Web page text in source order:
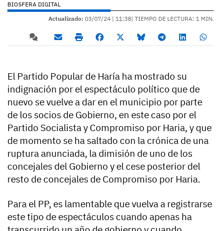
BIOSFERA DIGITAL
Actualizado: 03/07/24 | 11:38| TIEMPO DE LECTURA: 1 MIN.
El Partido Popular de Haría ha mostrado su
indignación por el espectáculo político que de
nuevo se vuelve a dar en el municipio por parte
de los socios de Gobierno, en este caso por el
Partido Socialista y Compromiso por Haria, y que
de momento se ha saltado con la crónica de una
ruptura anunciada, la dimisión de uno de los
concejales del Gobierno y el cese posterior del
resto de concejales de Compromiso por Haria.
Para el PP, es lamentable que vuelva a registrarse
este tipo de espectáculos cuando apenas ha